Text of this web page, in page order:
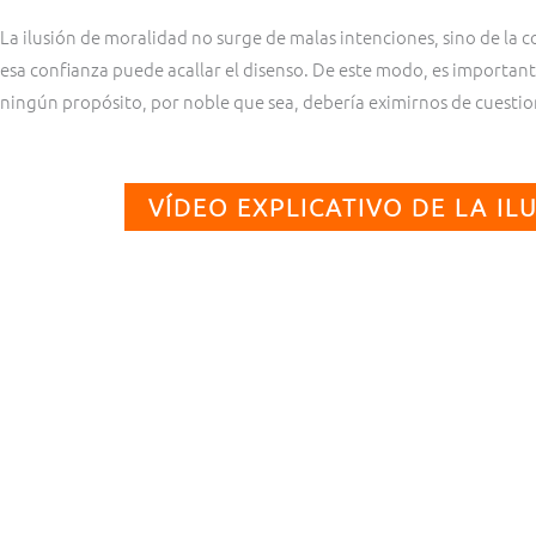
La ilusión de moralidad no surge de malas intenciones, sino de la
esa confianza puede acallar el disenso. De este modo, es
ningún propósito, por noble que sea, debería eximirnos de
VÍDEO EXPLICATIVO DE LA